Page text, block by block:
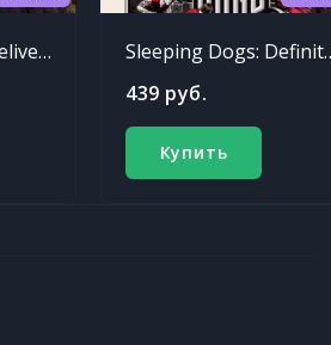
Kingdom Come: Deliverance
Sleeping
439 руб.
Купить